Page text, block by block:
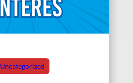
Uncategorized